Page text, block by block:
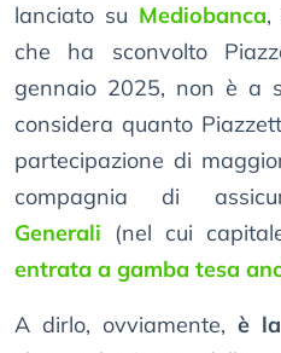
lanciato su Mediobanca,
che ha sconvolto
gennaio 2025, non è a
considera quanto
partecipazione di
compagnia di
Generali (nel cui
entrata a gamba tesa
A dirlo, ovviamente, è